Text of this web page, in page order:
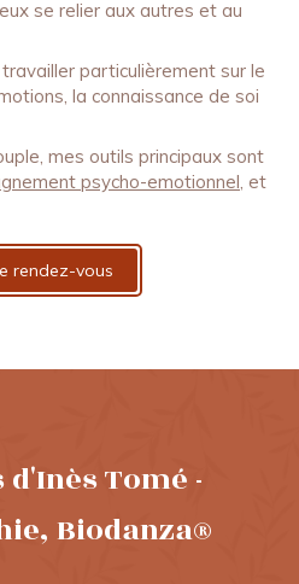
se relier aux autres et au
particulièrement sur le
la connaissance de soi
mes outils principaux sont
psycho-emotionnel, et
rendez-vous
Tomé -
Biodanza®